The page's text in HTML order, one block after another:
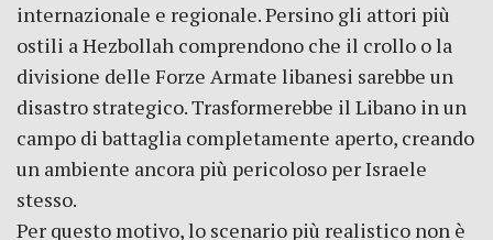
internazionale e regionale. Persino gli attori più
ostili a Hezbollah comprendono che il crollo o la
divisione delle Forze Armate libanesi sarebbe un
disastro strategico. Trasformerebbe il Libano in un
campo di battaglia completamente aperto, creando
un ambiente ancora più pericoloso per Israele
stesso.
Per questo motivo, lo scenario più realistico non è